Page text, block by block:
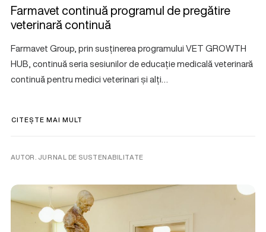
Farmavet continuă programul de pregătire
veterinară continuă
Farmavet Group, prin susținerea programului VET GROWTH
HUB, continuă seria sesiunilor de educație medicală veterinară
continuă pentru medici veterinari și alți…
CITEȘTE MAI MULT
AUTOR. JURNAL DE SUSTENABILITATE